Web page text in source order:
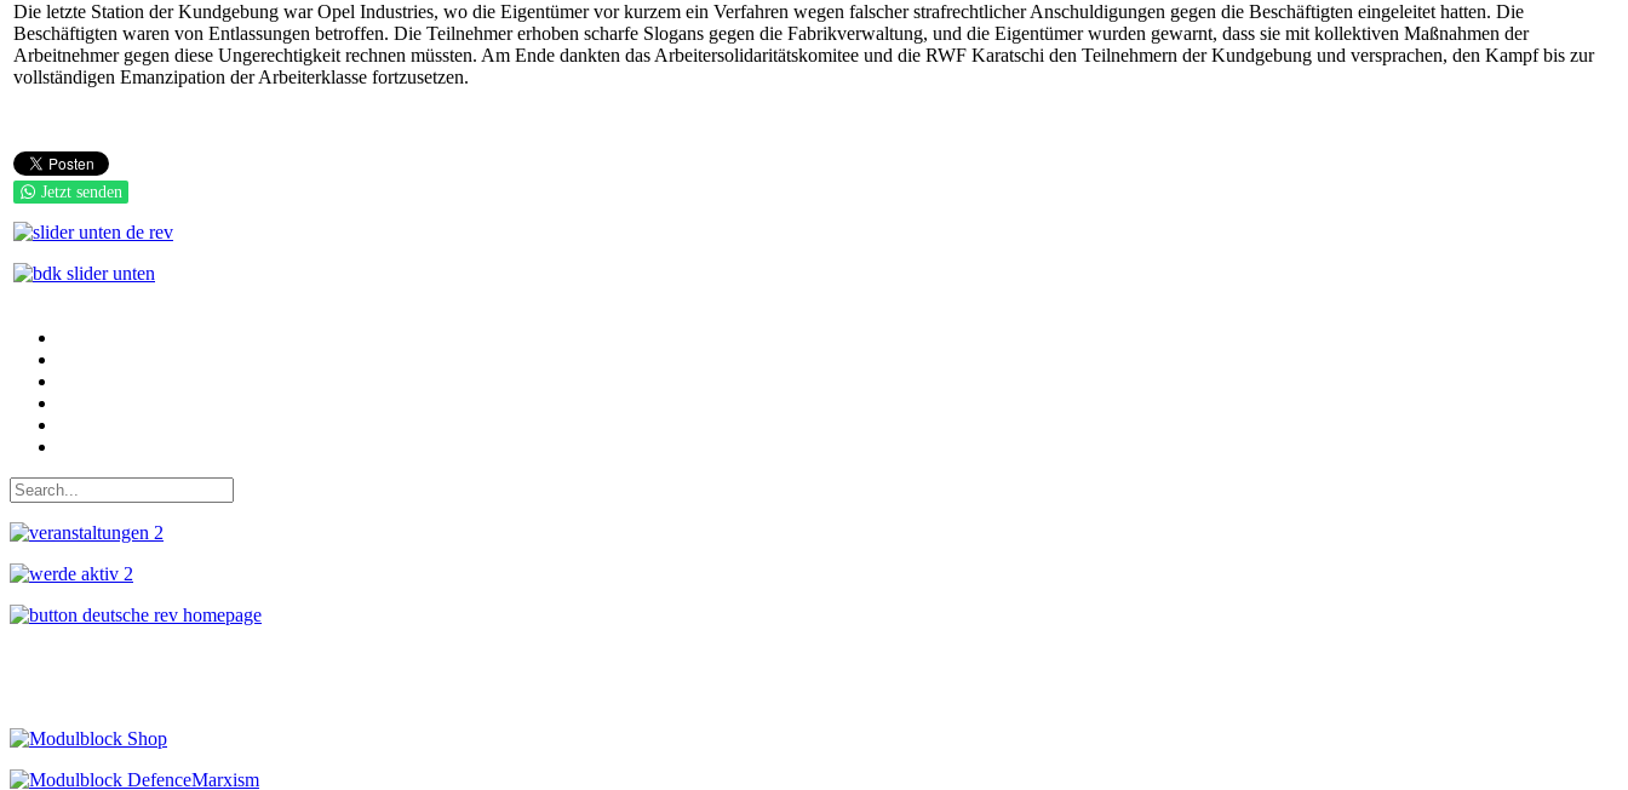
Die letzte Station der Kundgebung war Opel Industries, wo die Eigentümer vor kurzem ein Verfahren wegen falscher strafrechtlicher Anschuldigungen gegen die Beschäftigten eingeleitet hatten. Die
Beschäftigten waren von Entlassungen betroffen. Die Teilnehmer erhoben scharfe Slogans gegen die Fabrikverwaltung, und die Eigentümer wurden gewarnt, dass sie mit kollektiven Maßnahmen der
Arbeitnehmer gegen diese Ungerechtigkeit rechnen müssten. Am Ende dankten das Arbeitersolidaritätskomitee und die RWF Karatschi den Teilnehmern der Kundgebung und versprachen, den Kampf bis zur
vollständigen Emanzipation der Arbeiterklasse fortzusetzen.
Jetzt senden